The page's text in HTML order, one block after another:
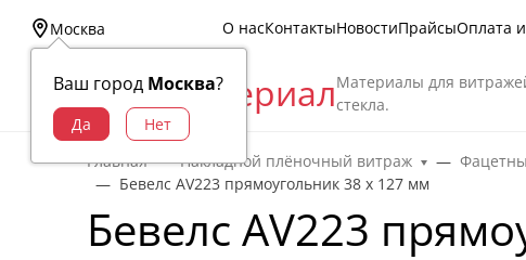
Москва
Ваш город Москва?
О насКонтактыНовостиПрайсыОплата
Витраж МатериалМатериалы для
стекла.
Главная Накладной плёночный витраж
Бевелс AV223 прямоугольник 38 х 127 мм
Бевелс AV223